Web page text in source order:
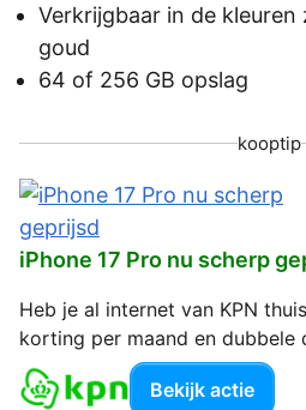
Verkrijgbaar in de kleuren
goud
64 of 256 GB opslag
kooptip
iPhone 17 Pro nu scherp
Heb je al internet van KPN
korting per maand en dubbele
Bekijk actie